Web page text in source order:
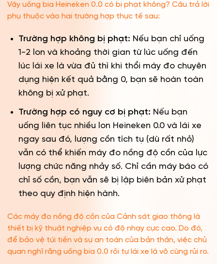
Vậy uống bia Heineken 0.0 có bị phạt không? Câu trả lời
phụ thuộc vào hai trường hợp thực tế sau:
Trường hợp không bị phạt: Nếu bạn chỉ uống
1-2 lon và khoảng thời gian từ lúc uống đến
lúc lái xe là vừa đủ thì khi thổi máy đo chuyên
dụng hiện kết quả bằng 0, bạn sẽ hoàn toàn
không bị xử phạt.
Trường hợp có nguy cơ bị phạt: Nếu bạn
uống liên tục nhiều lon Heineken 0.0 và lái xe
ngay sau đó, lượng cồn tích tụ (dù rất nhỏ)
vẫn có thể khiến máy đo nồng độ cồn của lực
lượng chức năng nhảy số. Chỉ cần máy báo có
chỉ số cồn, bạn vẫn sẽ bị lập biên bản xử phạt
theo quy định hiện hành.
Các máy đo nồng độ cồn của Cảnh sát giao thông là
thiết bị kỹ thuật nghiệp vụ có độ nhạy cực cao. Do đó,
để bảo vệ túi tiền và sự an toàn của bản thân, việc chủ
quan nghĩ rằng uống bia 0.0 rồi tự lái xe là vô cùng rủi ro.